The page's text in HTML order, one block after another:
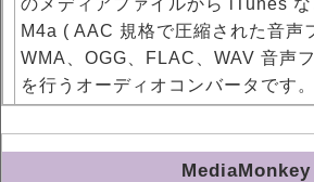
のメディアファイルから iTunes
M4a ( AAC 規格で圧縮された音声
WMA、OGG、FLAC、WAV 音声
を行うオーディオコンバータです。
MediaMonkey